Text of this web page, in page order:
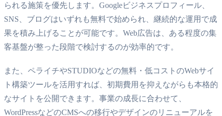
られる施策を優先します。Googleビジネスプロフィール、
SNS、ブログはいずれも無料で始められ、継続的な運用で成
果を積み上げることが可能です。Web広告は、ある程度の集
客基盤が整った段階で検討するのが効率的です。
また、ペライチやSTUDIOなどの無料・低コストのWebサイ
ト構築ツールを活用すれば、初期費用を抑えながらも本格的
なサイトを公開できます。事業の成長に合わせて、
WordPressなどのCMSへの移行やデザインのリニューアルを